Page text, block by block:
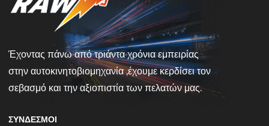
Έχοντας πάνω από τριάντα χρόνια εμπειρίας
στην αυτοκινητοβιομηχανία ,έχουμε κερδίσει τον
σεβασμό και την αξιοπιστία των πελατών μας.
ΣΎΝΔΕΣΜΟΙ